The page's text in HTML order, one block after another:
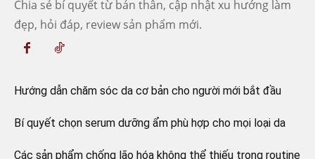
Chia sẻ bí quyết từ bản thân, cập nhật xu hướng làm
đẹp, hỏi đáp, review sản phẩm mới.
Hướng dẫn chăm sóc da cơ bản cho người mới bắt đầu
Bí quyết chọn serum dưỡng ẩm phù hợp cho mọi loại da
Các sản phẩm chống lão hóa không thể thiếu trong routine